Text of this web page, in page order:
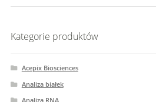
Kategorie produktów
Acepix Biosciences
Analiza białek
Analiza RNA